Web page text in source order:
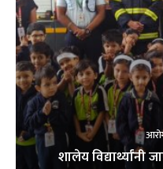
शालेय विद्यार्थ्यांनी